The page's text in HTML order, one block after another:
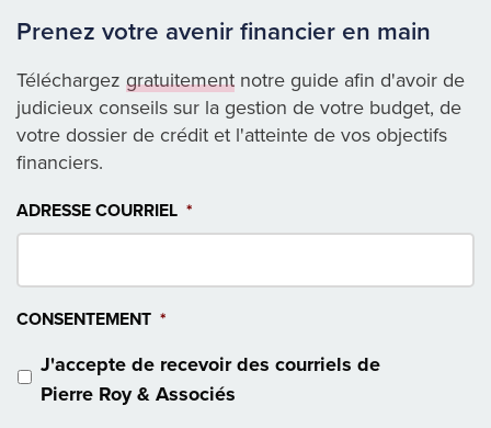
Prenez votre avenir financier en main
Téléchargez gratuitement notre guide afin d'avoir de
judicieux conseils sur la gestion de votre budget, de
votre dossier de crédit et l'atteinte de vos objectifs
financiers.
ADRESSE COURRIEL *
CONSENTEMENT *
J'accepte de recevoir des courriels de
Pierre Roy & Associés